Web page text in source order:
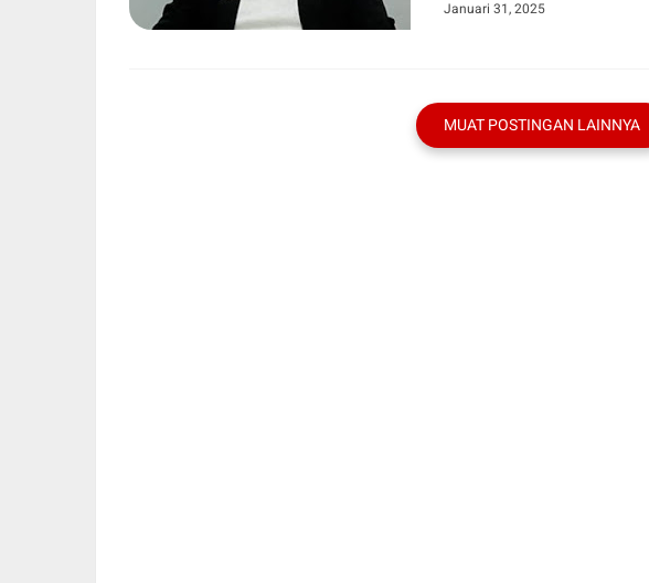
Januari 31, 2025
MUAT POSTINGAN LAINNYA